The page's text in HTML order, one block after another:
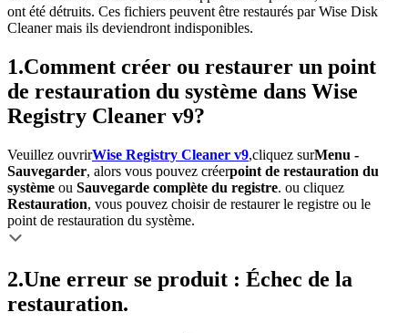
ont été détruits. Ces fichiers peuvent être restaurés par Wise Disk
Cleaner mais ils deviendront indisponibles.
1.Comment créer ou restaurer un point
de restauration du système dans Wise
Registry Cleaner v9?
Veuillez ouvrirWise Registry Cleaner v9,cliquez surMenu -
Sauvegarder, alors vous pouvez créerpoint de restauration du
système ou Sauvegarde complète du registre. ou cliquez
Restauration, vous pouvez choisir de restaurer le registre ou le
point de restauration du système.
2.Une erreur se produit : Échec de la
restauration.